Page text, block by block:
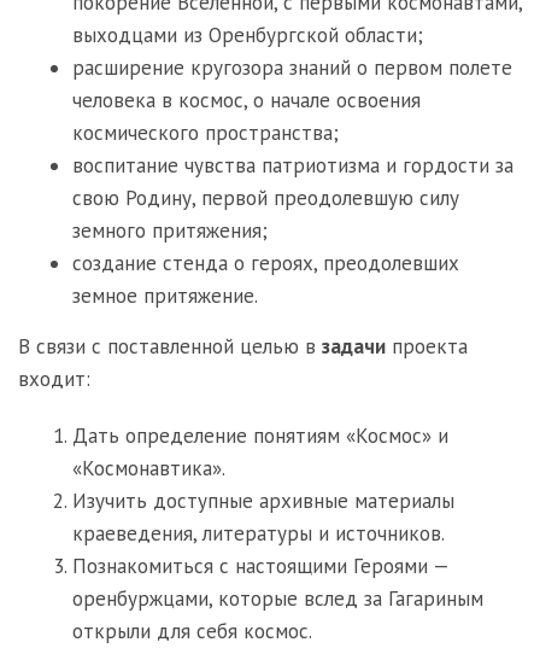
выходцами из Оренбургской области;
расширение кругозора знаний о первом полете
человека в космос, о начале освоения
космического пространства;
воспитание чувства патриотизма и гордости за
свою Родину, первой преодолевшую силу
земного притяжения;
создание стенда о героях, преодолевших
земное притяжение.
В связи с поставленной целью в задачи проекта
входит:
Дать определение понятиям «Космос» и
«Космонавтика».
Изучить доступные архивные материалы
краеведения, литературы и источников.
Познакомиться с настоящими Героями —
оренбуржцами, которые вслед за Гагариным
открыли для себя космос.